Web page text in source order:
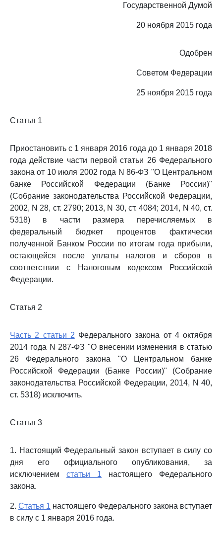
Государственной Думой
20 ноября 2015 года
Одобрен
Советом Федерации
25 ноября 2015 года
Статья 1
Приостановить с 1 января 2016 года до 1 января 2018
года действие части первой статьи 26 Федерального
закона от 10 июля 2002 года N 86-ФЗ "О Центральном
банке Российской Федерации (Банке России)"
(Собрание законодательства Российской Федерации,
2002, N 28, ст. 2790; 2013, N 30, ст. 4084; 2014, N 40, ст.
5318) в части размера перечисляемых в
федеральный бюджет процентов фактически
полученной Банком России по итогам года прибыли,
остающейся после уплаты налогов и сборов в
соответствии с Налоговым кодексом Российской
Федерации.
Статья 2
Часть 2 статьи 2 Федерального закона от 4 октября
2014 года N 287-ФЗ "О внесении изменения в статью
26 Федерального закона "О Центральном банке
Российской Федерации (Банке России)" (Собрание
законодательства Российской Федерации, 2014, N 40,
ст. 5318) исключить.
Статья 3
1. Настоящий Федеральный закон вступает в силу со
дня его официального опубликования, за
исключением статьи 1 настоящего Федерального
закона.
2. Статья 1 настоящего Федерального закона вступает
в силу с 1 января 2016 года.